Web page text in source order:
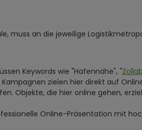
muss an die jeweilige
Keywords wie "Hafennähe", "
zielen hier direkt auf
Objekte, die hier online gehen,
Online-Präsentation mit